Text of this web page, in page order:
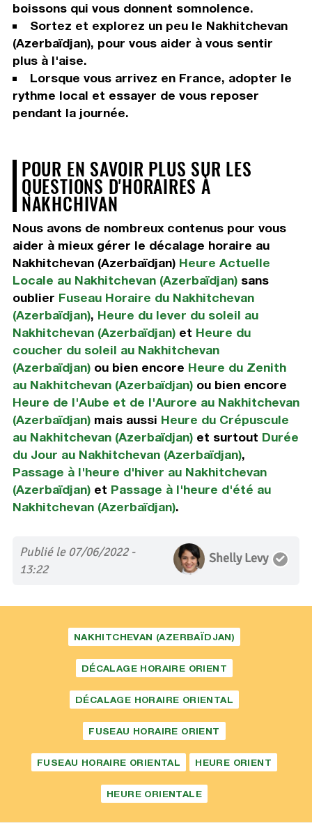
boissons qui vous donnent somnolence.
Sortez et explorez un peu le Nakhitchevan
(Azerbaïdjan), pour vous aider à vous sentir
plus à l'aise.
Lorsque vous arrivez en France, adopter le
rythme local et essayer de vous reposer
pendant la journée.
POUR EN SAVOIR PLUS SUR LES
QUESTIONS D'HORAIRES À
NAKHCHIVAN
Nous avons de nombreux contenus pour vous
aider à mieux gérer le décalage horaire au
Nakhitchevan (Azerbaïdjan) Heure Actuelle
Locale au Nakhitchevan (Azerbaïdjan)sans
oublier Fuseau Horaire du Nakhitchevan
(Azerbaïdjan), Heure du lever du soleil au
Nakhitchevan (Azerbaïdjan)et Heure du
coucher du soleil au Nakhitchevan
(Azerbaïdjan)ou bien encore Heure du Zenith
au Nakhitchevan (Azerbaïdjan)ou bien encore
Heure de l'Aube et de l'Aurore au Nakhitchevan
(Azerbaïdjan)mais aussi Heure du Crépuscule
au Nakhitchevan (Azerbaïdjan)et surtout Durée
du Jour au Nakhitchevan (Azerbaïdjan),
Passage à l'heure d'hiver au Nakhitchevan
(Azerbaïdjan)et Passage à l'heure d'été au
Nakhitchevan (Azerbaïdjan).
Publié le 07/06/2022 -
13:22
Shelly Levy
NAKHITCHEVAN (AZERBAÏDJAN)
DÉCALAGE HORAIRE ORIENT
DÉCALAGE HORAIRE ORIENTAL
FUSEAU HORAIRE ORIENT
FUSEAU HORAIRE ORIENTAL HEURE ORIENT
HEURE ORIENTALE